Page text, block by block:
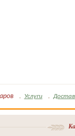
Услуги